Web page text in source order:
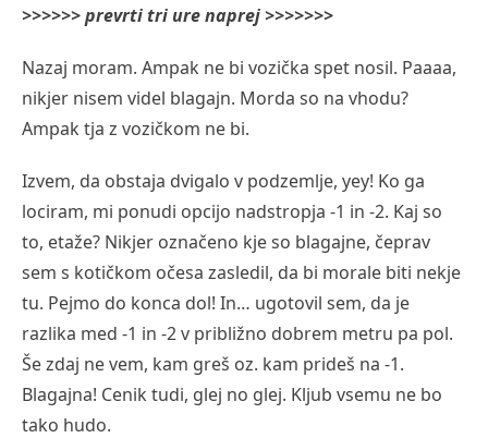
>>>>>> prevrti tri ure naprej >>>>>>>
Nazaj moram. Ampak ne bi vozička spet nosil. Paaaa,
nikjer nisem videl blagajn. Morda so na vhodu?
Ampak tja z vozičkom ne bi.
Izvem, da obstaja dvigalo v podzemlje, yey! Ko ga
lociram, mi ponudi opcijo nadstropja -1 in -2. Kaj so
to, etaže? Nikjer označeno kje so blagajne, čeprav
sem s kotičkom očesa zasledil, da bi morale biti nekje
tu. Pejmo do konca dol! In… ugotovil sem, da je
razlika med -1 in -2 v približno dobrem metru pa pol.
Še zdaj ne vem, kam greš oz. kam prideš na -1.
Blagajna! Cenik tudi, glej no glej. Kljub vsemu ne bo
tako hudo.